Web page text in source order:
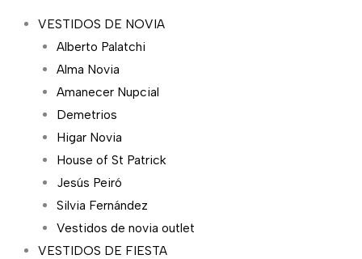
VESTIDOS DE NOVIA
Alberto Palatchi
Alma Novia
Amanecer Nupcial
Demetrios
Higar Novia
House of St Patrick
Jesús Peiró
Silvia Fernández
Vestidos de novia outlet
VESTIDOS DE FIESTA